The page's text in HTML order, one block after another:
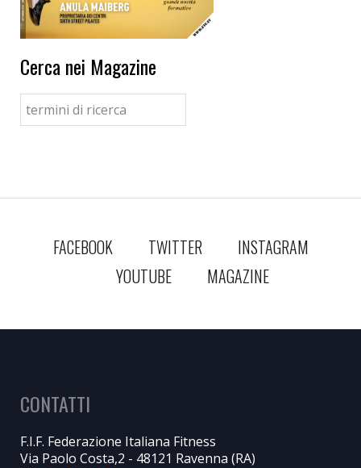
Cerca nei Magazine
FACEBOOK TWITTER
INSTAGRAM
YOUTUBE
MAGAZINE
CONTATTI
F.I.F. Federazione Italiana Fitness
Via Paolo Costa,2 - 48121 Ravenna (RA)